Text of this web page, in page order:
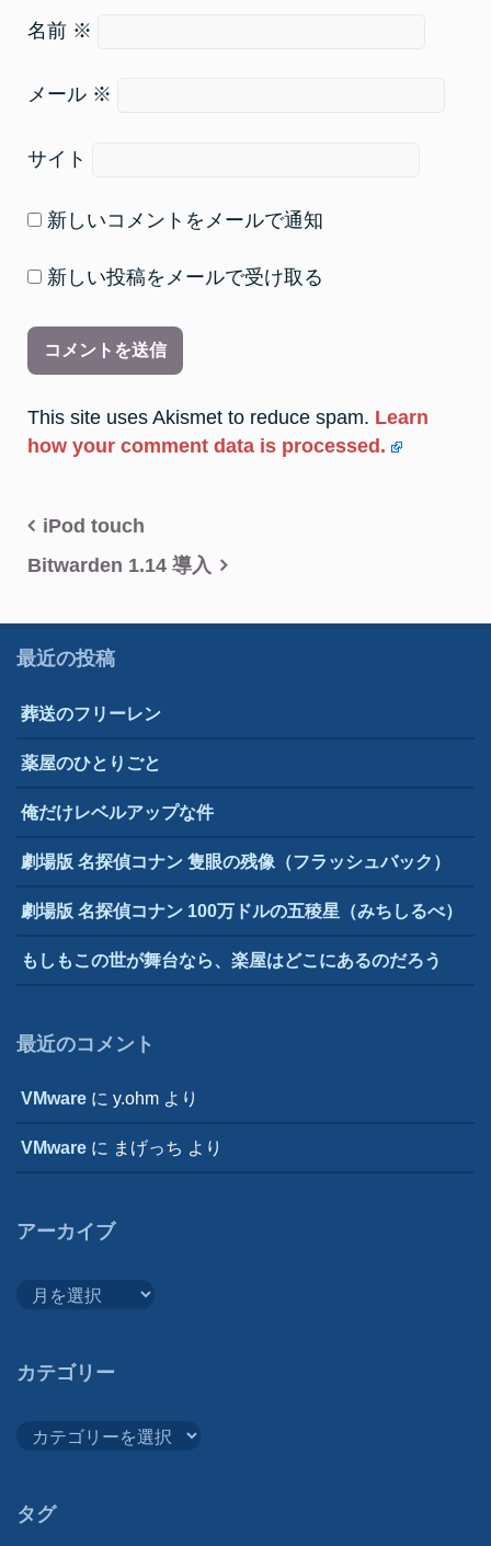
名前 ※
メール ※
サイト
新しいコメントをメールで通知
新しい投稿をメールで受け取る
This site uses Akismet to reduce spam. Learn
how your comment data is processed.
投
稿
ビ
ー
シ
ョ
iPod touch
Bitwarden 1.14 導入
最近の投稿
葬送のフリーレン
薬屋のひとりごと
俺だけレベルアップな件
劇場版 名探偵コナン 隻眼の残像（フラッシュバック）
劇場版 名探偵コナン 100万ドルの五稜星（みちしるべ）
もしもこの世が舞台なら、楽屋はどこにあるのだろう
最近のコメント
VMware に y.ohm より
VMware に まげっち より
アーカイブ
イ
カテゴリー
リ
タグ